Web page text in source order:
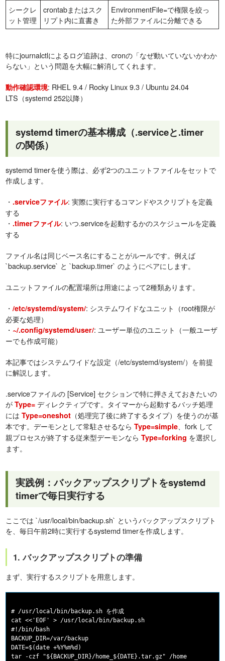
シークレ
ット管理
crontabまたはスク
リプト内に直書き
EnvironmentFile=で権限を絞っ
た外部ファイルに分離できる
特にjournalctlによるログ追跡は、cronの「なぜ動いていないかわか
らない」という問題を大幅に解消してくれます。
動作確認環境: RHEL 9.4 / Rocky Linux 9.3 / Ubuntu 24.04
LTS（systemd 252以降）
systemd timerの基本構成（.serviceと.timer
の関係）
systemd timerを使う際は、必ず2つのユニットファイルをセットで
作成します。
・ .serviceファイル: 実際に実行するコマンドやスクリプトを定義
する
・ .timerファイル: いつ.serviceを起動するかのスケジュールを定義
する
ファイル名は同じベース名にすることがルールです。例えば
`backup.service` と `backup.timer` のようにペアにします。
ユニットファイルの配置場所は用途によって2種類あります。
・/etc/systemd/system/: システムワイドなユニット（root権限が
必要な処理）
・ ~/.config/systemd/user/: ユーザー単位のユニット（一般ユーザ
ーでも作成可能）
本記事ではシステムワイドな設定（/etc/systemd/system/）を前提
に解説します。
.serviceファイルの [Service] セクションで特に押さえておきたいの
がType= ディレクティブです。タイマーから起動するバッチ処理
にはType=oneshot （処理完了後に終了するタイプ）を使うのが基
本です。デーモンとして常駐させるならType=simple 、fork して
親プロセスが終了する従来型デーモンならType=forking を選択し
ます。
実践例：バックアップスクリプトをsystemd
timerで毎日実行する
ここでは `/usr/local/bin/backup.sh` というバックアップスクリプト
を、毎日午前2時に実行するsystemd timerを作成します。
1. バックアップスクリプトの準備
まず、実行するスクリプトを用意します。
# /usr/local/bin/backup.sh を作成
cat <<'EOF' > /usr/local/bin/backup.sh
#!/bin/bash
BACKUP_DIR=/var/backup
DATE=$(date +%Y%m%d)
tar -czf "${BACKUP_DIR}/home_${DATE}.tar.gz" /home